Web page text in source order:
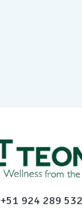
+51 924 289 532